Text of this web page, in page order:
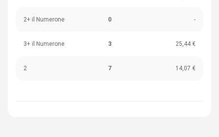
2+ il Numerone 0 -
3+ il Numerone 3 25,44 €
2 7 14,07 €